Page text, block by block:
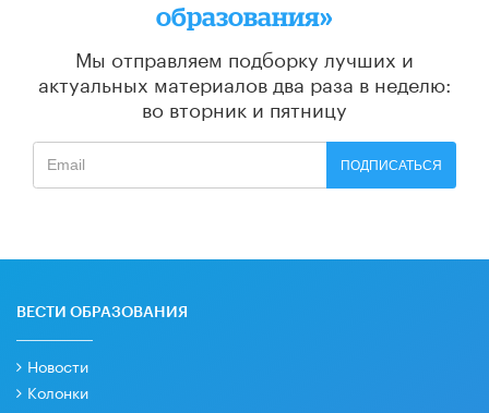
образования»
Мы отправляем подборку лучших и
актуальных материалов два раза в неделю:
во вторник и пятницу
ПОДПИСАТЬСЯ
ВЕСТИ ОБРАЗОВАНИЯ
Новости
Колонки